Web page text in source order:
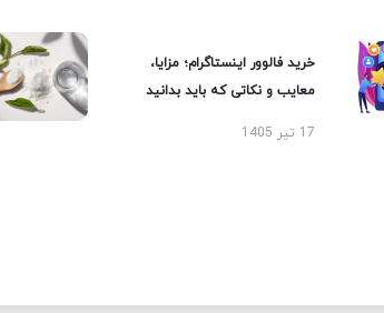
خرید فالوور اینستاگرام؛ مزایا،
معایب و نکاتی که باید بدانید
17 تیر 1405